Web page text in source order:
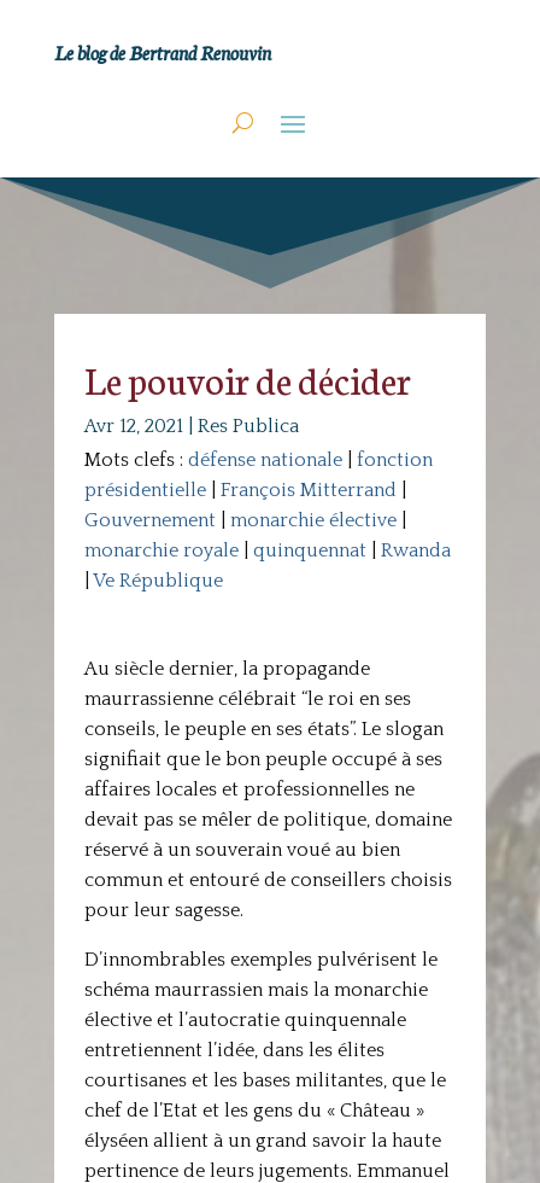
Le blog de Bertrand Renouvin
Le pouvoir de décider
Avr 12, 2021| Res Publica
Mots clefs : défense nationale| fonction
présidentielle| François Mitterrand
Gouvernement| monarchie élective|
monarchie royale| quinquennat| Rwanda
Ve République
Au siècle dernier, la propagande
maurrassienne célébrait “le roi en ses
conseils, le peuple en ses états”. Le slogan
signifiait que le bon peuple occupé à ses
affaires locales et professionnelles ne
devait pas se mêler de politique, domaine
réservé à un souverain voué au bien
commun et entouré de conseillers choisis
pour leur sagesse.
D’innombrables exemples pulvérisent le
schéma maurrassien mais la monarchie
élective et l’autocratie quinquennale
entretiennent l’idée, dans les élites
courtisanes et les bases militantes, que le
chef de l’Etat et les gens du « Château »
élyséen allient à un grand savoir la haute
pertinence de leurs jugements. Emmanuel